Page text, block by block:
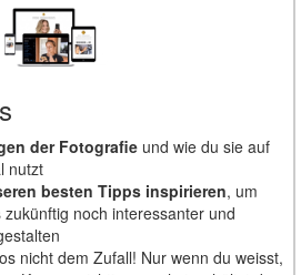
der Fotografie und wie du sie auf
nutzt
besten Tipps inspirieren, um
noch interessanter und
nicht dem Zufall! Nur wenn du weisst,